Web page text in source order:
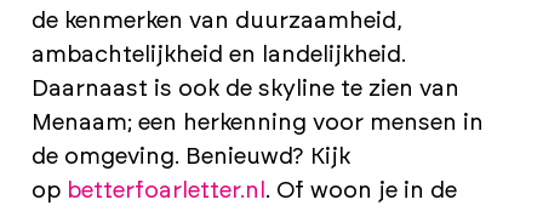
de kenmerken van duurzaamheid,
ambachtelijkheid en landelijkheid.
Daarnaast is ook de skyline te zien van
Menaam; een herkenning voor mensen in
de omgeving. Benieuwd? Kijk
op betterfoarletter.nl . Of woon je in de